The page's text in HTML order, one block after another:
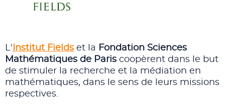
L' Institut Fields et la
Fondation Sciences
Mathématiques de Paris coopèrent dans le but
de stimuler la recherche et la médiation en
mathématiques, dans le sens de leurs missions
respectives.